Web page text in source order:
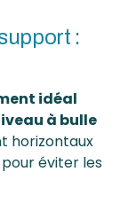
:
idéal
à bulle
horizontaux
éviter les